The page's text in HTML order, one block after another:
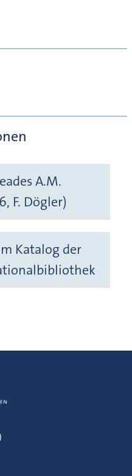
A.M.
F. Dögler)
Katalog der